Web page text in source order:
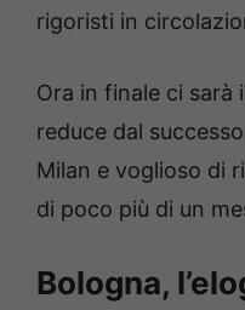
rigoristi in
Ora in finale ci sarà
reduce dal
Milan e voglioso di
di poco più di un
Bologna,